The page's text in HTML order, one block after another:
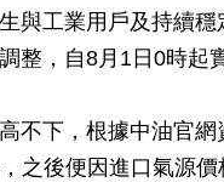
與工業用戶及持續
整，自8月1日0時起
不下，根據中油官
之後便因進口氣源